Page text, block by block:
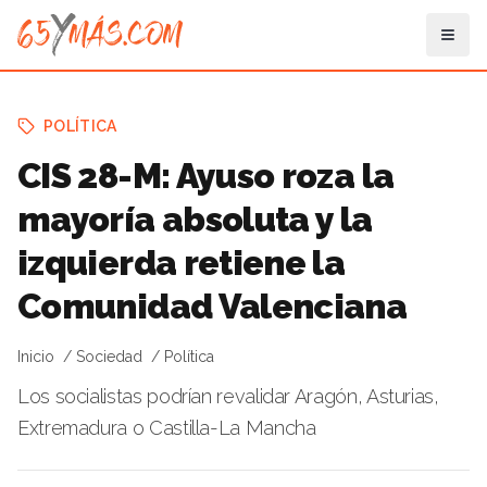
POLÍTICA
CIS 28-M: Ayuso roza la
mayoría absoluta y la
izquierda retiene la
Comunidad Valenciana
Inicio Sociedad Política
Los socialistas podrían revalidar Aragón, Asturias,
Extremadura o Castilla-La Mancha